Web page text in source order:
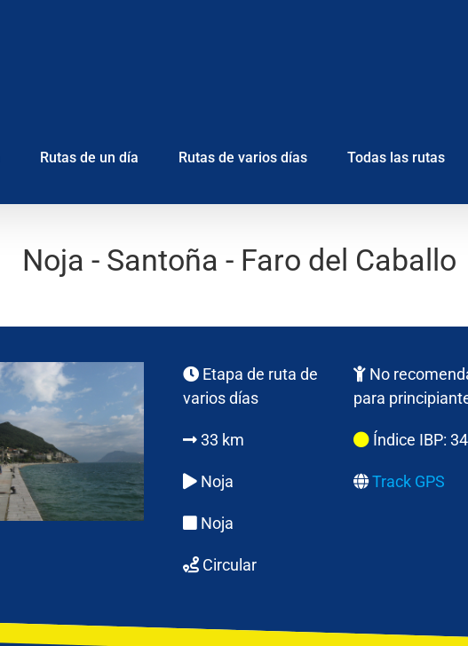
Rutas de un día Rutas de varios días Todas las rutas
Noja - Santoña - Faro del Caballo
Etapa de ruta de
varios días
33 km
Noja
Noja
Circular
No
para
Índice IBP:34
Track GPS